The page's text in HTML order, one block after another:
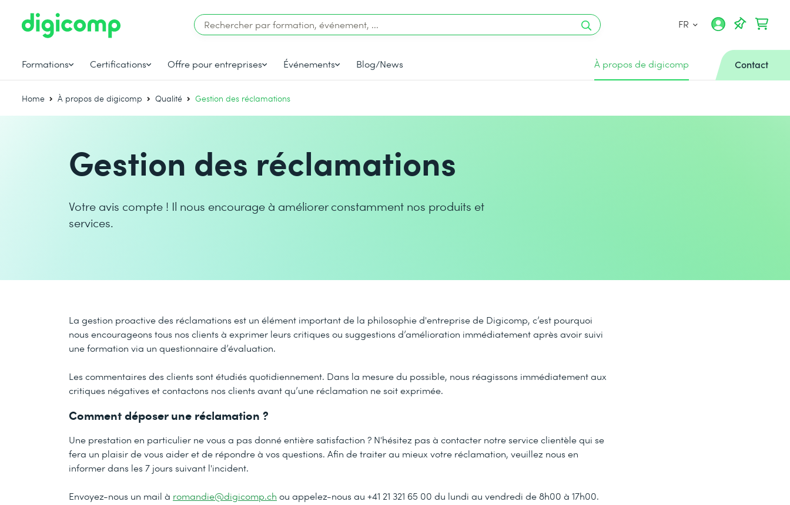
FR
Formations Certifications Offre pour entreprises Événements Blog/News À propos de digicomp Contact
Home À propos de digicomp Qualité Gestion des réclamations
Gestion des réclamations
Votre avis compte ! Il nous encourage à améliorer constamment nos produits et
services.
La gestion proactive des réclamations est un élément important de la philosophie d'entreprise de Digicomp, c’est pourquoi
nous encourageons tous nos clients à exprimer leurs critiques ou suggestions d’amélioration immédiatement après avoir suivi
une formation via un questionnaire d’évaluation.
Les commentaires des clients sont étudiés quotidiennement. Dans la mesure du possible, nous réagissons immédiatement aux
critiques négatives et contactons nos clients avant qu’une réclamation ne soit exprimée.
Comment déposer une réclamation ?
Une prestation en particulier ne vous a pas donné entière satisfaction ? N'hésitez pas à contacter notre service clientèle qui se
fera un plaisir de vous aider et de répondre à vos questions. Afin de traiter au mieux votre réclamation, veuillez nous en
informer dans les 7 jours suivant l'incident.
Envoyez-nous un mail à romandie@digicomp.ch ou appelez-nous au +41 21 321 65 00 du lundi au vendredi de 8h00 à 17h00.